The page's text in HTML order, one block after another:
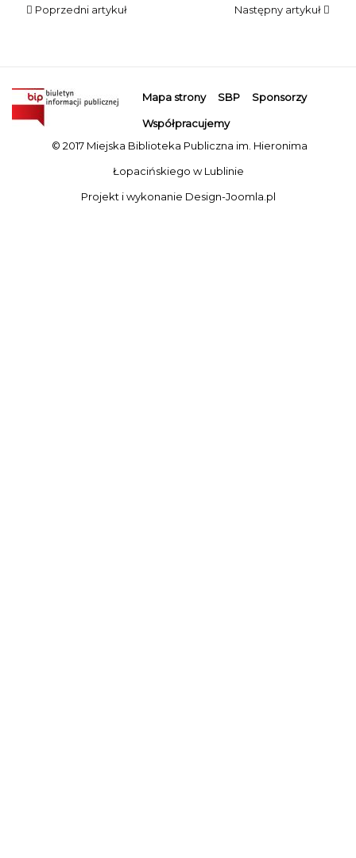
Poprzedni artykuł Następny artykuł
Mapa strony SBP Sponsorzy
Współpracujemy
© 2017 Miejska Biblioteka Publiczna im. Hieronima
Łopacińskiego w Lublinie
Projekt i wykonanie Design-Joomla.pl